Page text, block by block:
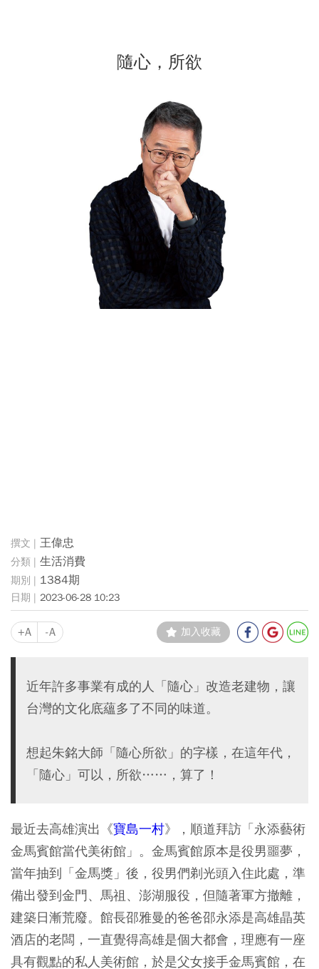
隨心，所欲
王偉忠
生活消費
1384期
2023-06-28 10:23
+A -A 加入收藏
近年許多事業有成的人「隨心」改造老建物，讓
台灣的文化底蘊多了不同的味道。
想起朱銘大師「隨心所欲」的字樣，在這年代，
「隨心」可以，所欲……，算了！
最近去高雄演出《寶島一村》，順道拜訪「永添藝術
金馬賓館當代美術館」。金馬賓館原本是役男噩夢，
當年抽到「金馬獎」後，役男們剃光頭入住此處，準
備出發到金門、馬祖、澎湖服役，但隨著軍方撤離，
建築日漸荒廢。館長邵雅曼的爸爸邵永添是高雄晶英
酒店的老闆，一直覺得高雄是個大都會，理應有一座
具有觀點的私人美術館，於是父女接手金馬賓館，在